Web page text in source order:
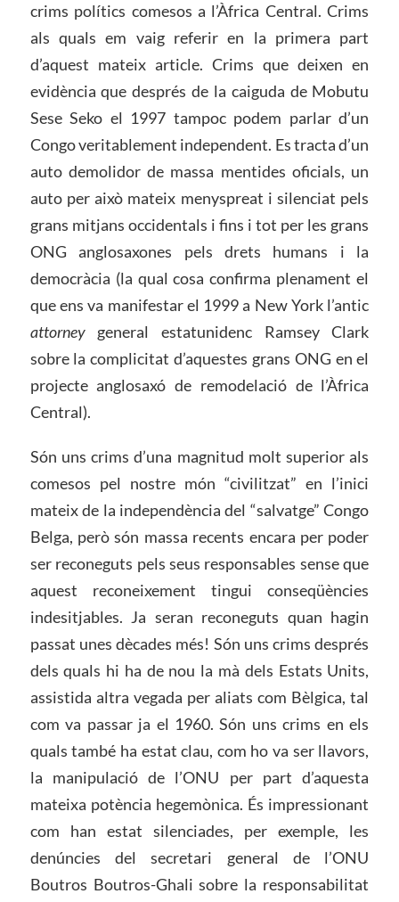
crims polítics comesos a l’Àfrica Central. Crims
als quals em vaig referir en la primera part
d’aquest mateix article. Crims que deixen en
evidència que després de la caiguda de Mobutu
Sese Seko el 1997 tampoc podem parlar d’un
Congo veritablement independent. Es tracta d’un
auto demolidor de massa mentides oficials, un
auto per això mateix menyspreat i silenciat pels
grans mitjans occidentals i fins i tot per les grans
ONG anglosaxones pels drets humans i la
democràcia (la qual cosa confirma plenament el
que ens va manifestar el 1999 a New York l’antic
attorneygeneral estatunidenc Ramsey Clark
sobre la complicitat d’aquestes grans ONG en el
projecte anglosaxó de remodelació de l’Àfrica
Central).
Són uns crims d’una magnitud molt superior als
comesos pel nostre món “civilitzat” en l’inici
mateix de la independència del “salvatge” Congo
Belga, però són massa recents encara per poder
ser reconeguts pels seus responsables sense que
aquest reconeixement tingui conseqüències
indesitjables. Ja seran reconeguts quan hagin
passat unes dècades més! Són uns crims després
dels quals hi ha de nou la mà dels Estats Units,
assistida altra vegada per aliats com Bèlgica, tal
com va passar ja el 1960. Són uns crims en els
quals també ha estat clau, com ho va ser llavors,
la manipulació de l’ONU per part d’aquesta
mateixa potència hegemònica. És impressionant
com han estat silenciades, per exemple, les
denúncies del secretari general de l’ONU
Boutros Boutros-Ghali sobre la responsabilitat